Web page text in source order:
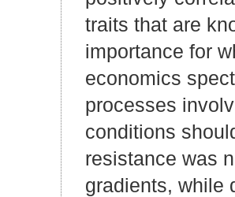
traits that are
importance for
economics
processes
conditions
resistance was
gradients, while